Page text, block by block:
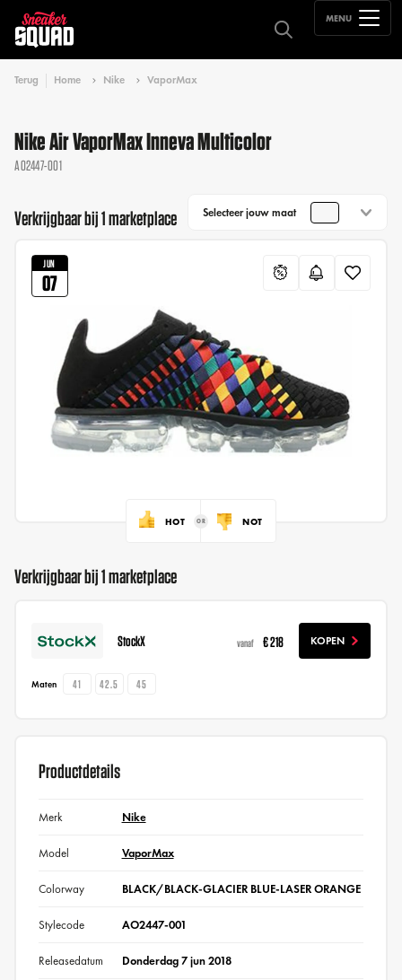
MENU
Terug Home Nike VaporMax
Nike Air VaporMax Inneva Multicolor
AO2447-001
Verkrijgbaar bij 1 marketplace Selecteer jouw maat
JUN
07
HOT NOT
Verkrijgbaar bij 1 marketplace
StockX vanaf € 218 KOPEN
Maten 41 42.5 45
Productdetails
Merk Nike
Model VaporMax
Colorway BLACK/BLACK-GLACIER BLUE-LASER ORANGE
Stylecode AO2447-001
Releasedatum Donderdag 7 jun 2018